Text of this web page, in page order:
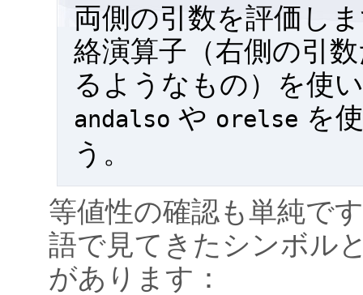
両側の引数を評価し
絡演算子（右側の引
るようなもの）を使
andalso や orelse を
う。
等値性の確認も単純で
語で見てきたシンボル
があります：